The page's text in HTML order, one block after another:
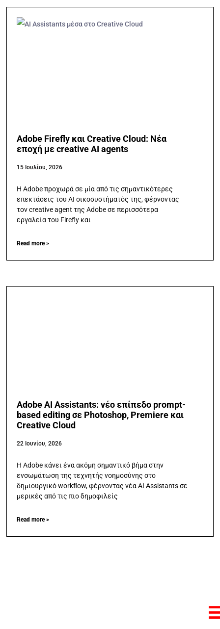
Adobe Firefly και Creative Cloud: Νέα
εποχή με creative AI agents
15 Ιουλίου, 2026
Η Adobe προχωρά σε μία από τις σημαντικότερες
επεκτάσεις του AI οικοσυστήματός της, φέρνοντας
τον creative agent της Adobe σε περισσότερα
εργαλεία του Firefly και
Read more >
Adobe AI Assistants: νέο επίπεδο prompt-
based editing σε Photoshop, Premiere και
Creative Cloud
22 Ιουνίου, 2026
Η Adobe κάνει ένα ακόμη σημαντικό βήμα στην
ενσωμάτωση της τεχνητής νοημοσύνης στο
δημιουργικό workflow, φέρνοντας νέα AI Assistants σε
μερικές από τις πιο δημοφιλείς
Read more >